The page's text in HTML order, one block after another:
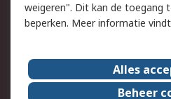
Algemene
verkoopvoorwaarden
Over RS
RS Group
weigeren". Dit kan de toegang
beperken. Meer informatie
Alles
Beheer